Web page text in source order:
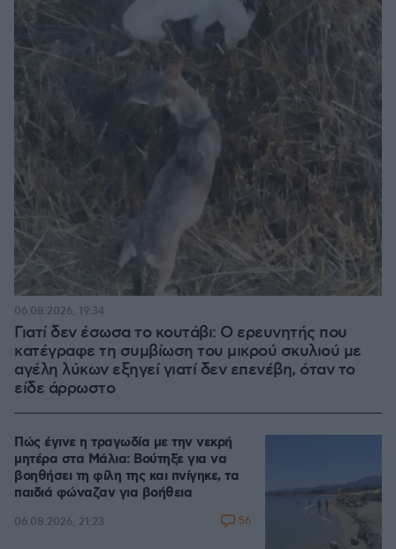
Γιατί δεν έσωσα το κουτάβι: Ο ερευνητής που
κατέγραφε τη συμβίωση του μικρού σκυλιού με
αγέλη λύκων εξηγεί γιατί δεν επενέβη, όταν το
είδε άρρωστο
06.08.2026, 19:34
Πώς έγινε η τραγωδία με την νεκρή
μητέρα στα Μάλια: Βούτηξε για να
βοηθήσει τη φίλη της και πνίγηκε, τα
παιδιά φώναζαν για βοήθεια
06.08.2026, 21:23 56